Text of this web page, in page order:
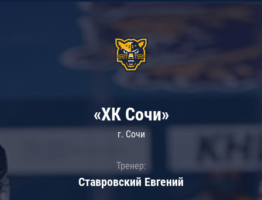
«ХК Сочи»
г. Сочи
Тренер:
Ставровский Евгений